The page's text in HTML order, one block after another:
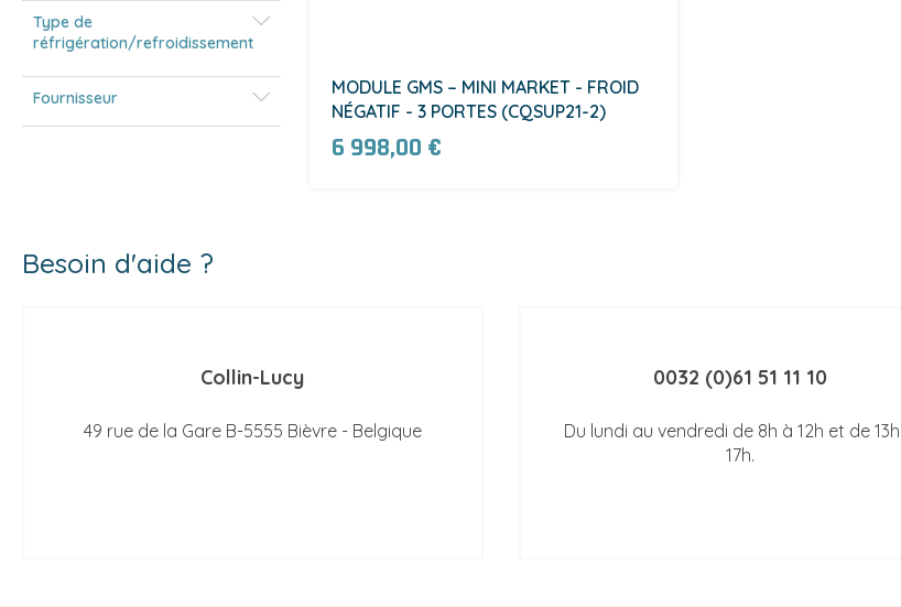
Type de
réfrigération/refroidissement
Fournisseur
MODULE GMS – MINI MARKET - FROID
NÉGATIF - 3 PORTES (CQSUP21-2)
6 998,00 €
Besoin d'aide ?
Collin-Lucy
49 rue de la Gare B-5555 Bièvre - Belgique
0032 (0)61 51 11 10
Du lundi au vendredi de 8h à 12h et de
17h.